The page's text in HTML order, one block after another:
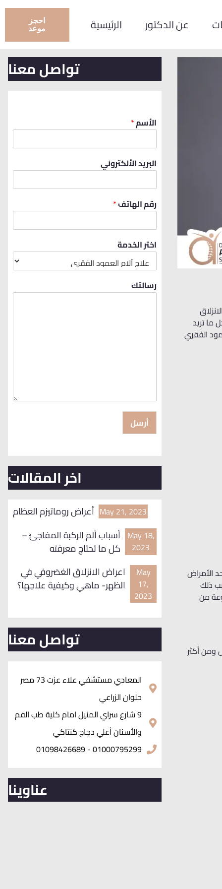
احجز
موعد الرئيسية عن الدكتور
تريد
الفقري
الأمراض
ذلك
من
ومن أكثر
تواصل معنا
الأسم*
البريد الألكتروني
رقم الهاتف*
اختر الخدمة
رسالتك
أرسل
اخر المقالات
أعراض روماتيزم العظام May 21, 2023
أسباب ألم الركبة المفاجئ –
كل ما تحتاج معرفته
May 18,
2023
اعراض الانزلاق الغضروفي في
الظهر- ماهي وكيفية علاجها؟
May
17,
2023
تواصل معنا
المعادي مستشفي علاء عزت 73 مصر
حلوان الزراعي
9 شارع سراي المنيل امام كلية طب الفم
والأسنان أعلي دجاج كنتاكي
01000795299 - 01098426689
عناوينا